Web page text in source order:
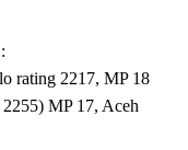
rating 2217, MP 18
MP 17, Aceh